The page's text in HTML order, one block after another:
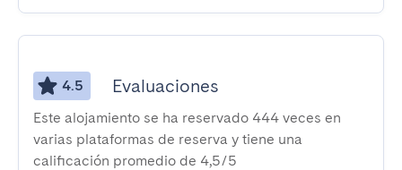
4.5 Evaluaciones
Este alojamiento se ha reservado 444 veces en
varias plataformas de reserva y tiene una
calificación promedio de 4,5/5